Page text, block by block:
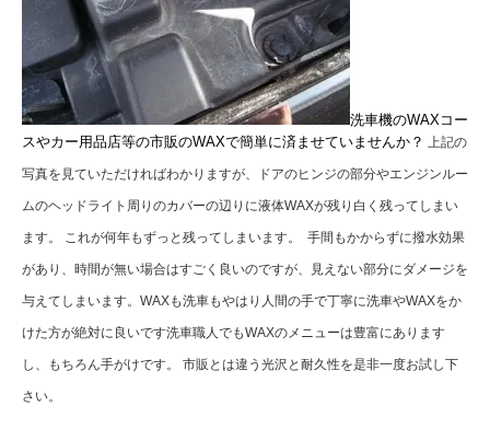
洗車機のWAXコー
スやカー用品店等の市販のWAXで簡単に済ませていませんか？ 上記の
写真を見ていただければわかりますが、ドアのヒンジの部分やエンジンルー
ムのヘッドライト周りのカバーの辺りに液体WAXが残り白く残ってしまい
ます。 これが何年もずっと残ってしまいます。 手間もかからずに撥水効果
があり、時間が無い場合はすごく良いのですが、見えない部分にダメージを
与えてしまいます。 WAXも洗車もやはり人間の手で丁寧に洗車やWAXをか
けた方が絶対に良いです洗車職人でもWAXのメニューは豊富にあります
し、もちろん手がけです。 市販とは違う光沢と耐久性を是非一度お試し下
さい。